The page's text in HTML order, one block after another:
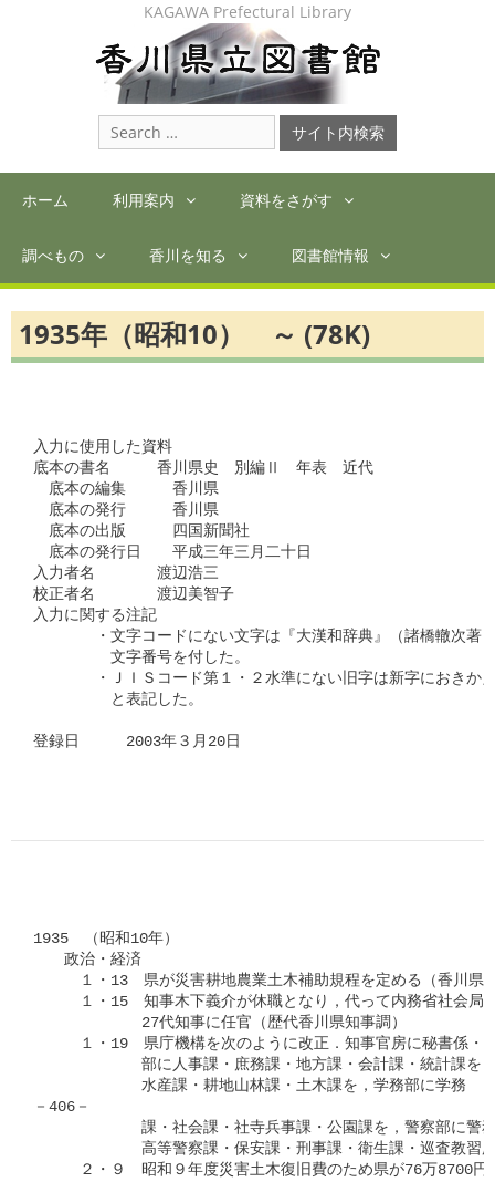
KAGAWA Prefectural Library
Search
for:
ホーム 利用案内 資料をさがす
調べもの 香川を知る 図書館情報
1935年（昭和10） ～ (78K)
入力に使用した資料
底本の書名　　　香川県史　別編Ⅱ　年表　近代
底本の編集　　　香川県
底本の発行　　　香川県
底本の出版　　　四国新聞社
底本の発行日　　平成三年三月二十日
入力者名　　　　渡辺浩三
校正者名　　　　渡辺美智子
入力に関する注記
・文字コードにない文字は『大漢和辞典』（諸橋轍次著　
文字番号を付した。
・ＪＩＳコード第１・２水準にない旧字は新字におきかえ
と表記した。
登録日　　　2003年３月20日